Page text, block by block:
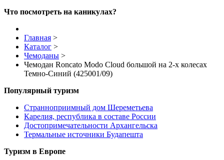
Что посмотреть на каникулах?
Главная >
Каталог >
Чемоданы >
Чемодан Roncato Modo Cloud большой на 2-х колесах
Темно-Синий (425001/09)
Популярный туризм
Странноприимный дом Шереметьева
Карелия, республика в составе России
Достопримечательности Архангельска
Термальные источники Будапешта
Туризм в Европе